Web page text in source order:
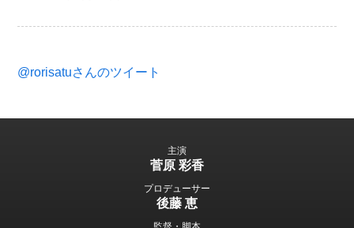
@rorisatuさんのツイート
主演
菅原 彩香
プロデューサー
後藤 恵